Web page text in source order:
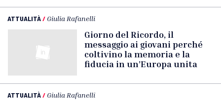
ATTUALITÀ/ Giulia Rafanelli
Giorno del Ricordo, il
messaggio ai giovani perché
coltivino la memoria e la
fiducia in un’Europa unita
ATTUALITÀ/ Giulia Rafanelli